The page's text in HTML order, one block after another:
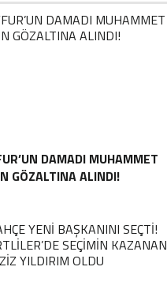
DAMADI MUHAMMET
GÖZALTINA ALINDI!